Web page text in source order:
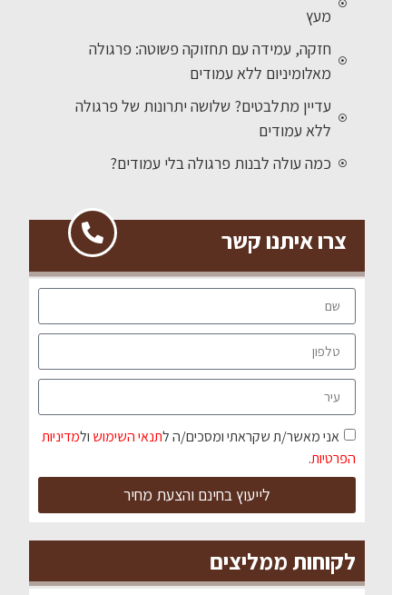
מעץ
חזקה, עמידה עם תחזוקה פשוטה: פרגולה
מאלומיניום ללא עמודים
עדיין מתלבטים? שלושה יתרונות של פרגולה
ללא עמודים
כמה עולה לבנות פרגולה בלי עמודים?
צרו איתנו קשר
אני מאשר/ת שקראתי ומסכים/ה לתנאי השימוש ולמדיניות
הפרטיות.
לייעוץ בחינם והצעת מחיר
לקוחות ממליצים